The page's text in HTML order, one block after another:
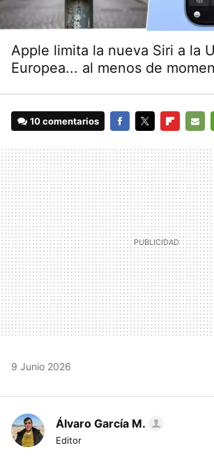
Apple limita la nueva Siri a la
Europea... al menos de
10 comentarios
MAIL
9 Junio 2026
Álvaro García M.
Editor